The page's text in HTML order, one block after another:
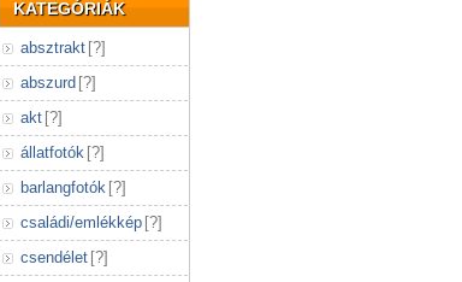
KATEGÓRIÁK
absztrakt [?]
abszurd [?]
akt [?]
állatfotók [?]
barlangfotók [?]
családi/emlékkép [?]
csendélet [?]